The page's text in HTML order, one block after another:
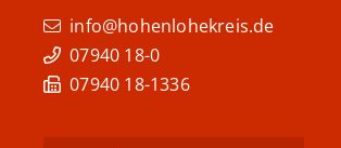
info@hohenlohekreis.de
07940 18-0
07940 18-1336